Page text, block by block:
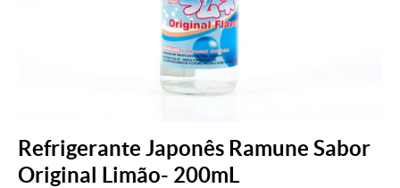
Refrigerante Japonês Ramune Sabor
Original Limão- 200mL